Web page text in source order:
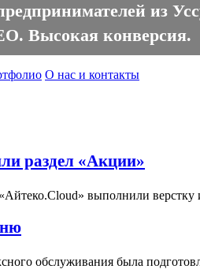
из
Высокая конверсия.
О нас и контакты
раздел «Акции»
выполнили
обслуживания была